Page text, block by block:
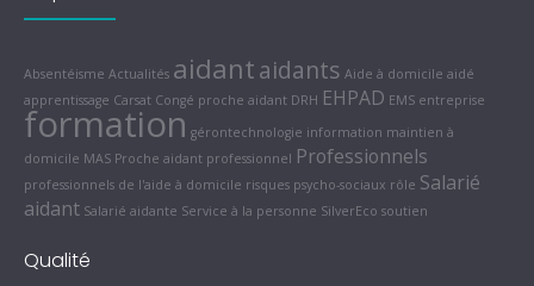
Absentéisme Actualités aidantaidants Aide à domicile aidé
apprentissage Carsat Congé proche aidant DRH EHPAD EMS entreprise
formation gérontechnologie information maintien à
domicile MAS Proche aidant professionnel Professionnels
professionnels de l'aide à domicile risques psycho-sociaux rôle Salarié
aidant Salarié aidante Service à la personne SilverEco soutien
Qualité